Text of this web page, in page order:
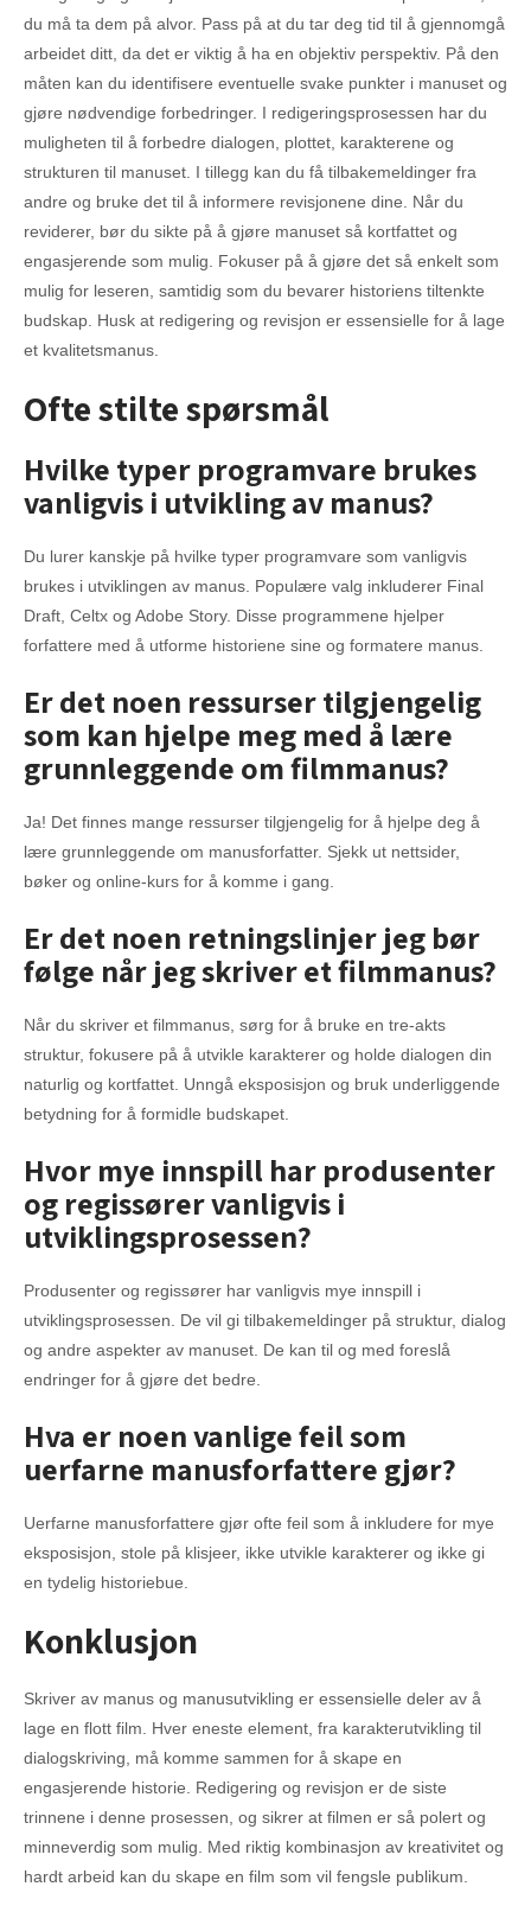
du må ta dem på alvor. Pass på at du tar deg tid til å gjennomgå
arbeidet ditt, da det er viktig å ha en objektiv perspektiv. På den
måten kan du identifisere eventuelle svake punkter i manuset og
gjøre nødvendige forbedringer. I redigeringsprosessen har du
muligheten til å forbedre dialogen, plottet, karakterene og
strukturen til manuset. I tillegg kan du få tilbakemeldinger fra
andre og bruke det til å informere revisjonene dine. Når du
reviderer, bør du sikte på å gjøre manuset så kortfattet og
engasjerende som mulig. Fokuser på å gjøre det så enkelt som
mulig for leseren, samtidig som du bevarer historiens tiltenkte
budskap. Husk at redigering og revisjon er essensielle for å lage
et kvalitetsmanus.
Ofte stilte spørsmål
Hvilke typer programvare brukes
vanligvis i utvikling av manus?
Du lurer kanskje på hvilke typer programvare som vanligvis
brukes i utviklingen av manus. Populære valg inkluderer Final
Draft, Celtx og Adobe Story. Disse programmene hjelper
forfattere med å utforme historiene sine og formatere manus.
Er det noen ressurser tilgjengelig
som kan hjelpe meg med å lære
grunnleggende om filmmanus?
Ja! Det finnes mange ressurser tilgjengelig for å hjelpe deg å
lære grunnleggende om manusforfatter. Sjekk ut nettsider,
bøker og online-kurs for å komme i gang.
Er det noen retningslinjer jeg bør
følge når jeg skriver et filmmanus?
Når du skriver et filmmanus, sørg for å bruke en tre-akts
struktur, fokusere på å utvikle karakterer og holde dialogen din
naturlig og kortfattet. Unngå eksposisjon og bruk underliggende
betydning for å formidle budskapet.
Hvor mye innspill har produsenter
og regissører vanligvis i
utviklingsprosessen?
Produsenter og regissører har vanligvis mye innspill i
utviklingsprosessen. De vil gi tilbakemeldinger på struktur, dialog
og andre aspekter av manuset. De kan til og med foreslå
endringer for å gjøre det bedre.
Hva er noen vanlige feil som
uerfarne manusforfattere gjør?
Uerfarne manusforfattere gjør ofte feil som å inkludere for mye
eksposisjon, stole på klisjeer, ikke utvikle karakterer og ikke gi
en tydelig historiebue.
Konklusjon
Skriver av manus og manusutvikling er essensielle deler av å
lage en flott film. Hver eneste element, fra karakterutvikling til
dialogskriving, må komme sammen for å skape en
engasjerende historie. Redigering og revisjon er de siste
trinnene i denne prosessen, og sikrer at filmen er så polert og
minneverdig som mulig. Med riktig kombinasjon av kreativitet og
hardt arbeid kan du skape en film som vil fengsle publikum.